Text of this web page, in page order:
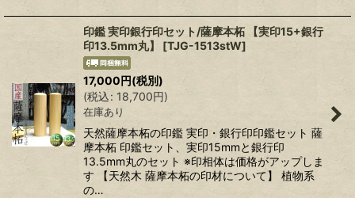
印鑑 実印銀行印セット/薩摩本柘 【実印15+銀行
印13.5mm丸】
[TJG-1513stW]
17,000 円(税別)
(税込: 18,700円)
在庫あり
天然薩摩本柘の印鑑 実印・銀行印印鑑セット 薩
摩本柘 印鑑セット、実印15mmと銀行印
13.5mm丸のセット ※印相体は価格がアップしま
す 【天然木 薩摩本柘の印材について】 植物系
の…